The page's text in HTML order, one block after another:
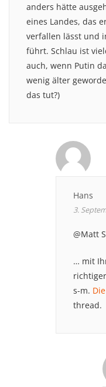
anders hätte
eines Landes, das
verfallen lässt und
führt. Schlau ist
auch, wenn Putin
wenig älter
das tut?)
Hans
3.
@Matt
… mit
s-m.
thread.